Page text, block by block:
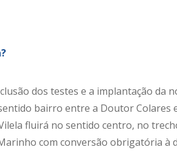
dos testes e a implantação da
bairro entre a Doutor Colares
fluirá no sentido centro, no
com conversão obrigatória à